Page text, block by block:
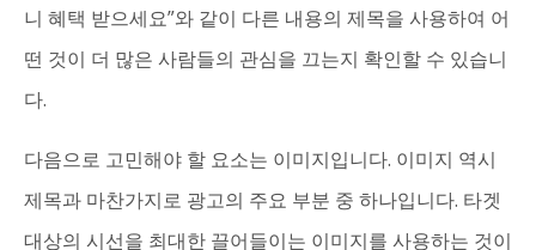
니 혜택 받으세요”와 같이 다른 내용의 제목을 사용하여 어
떤 것이 더 많은 사람들의 관심을 끄는지 확인할 수 있습니
다.
다음으로 고민해야 할 요소는 이미지입니다. 이미지 역시
제목과 마찬가지로 광고의 주요 부분 중 하나입니다. 타겟
대상의 시선을 최대한 끌어들이는 이미지를 사용하는 것이